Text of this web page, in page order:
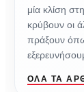
μία κλίση
κρύβουν οι
πράξουν
ΌΛΑ ΤΑ